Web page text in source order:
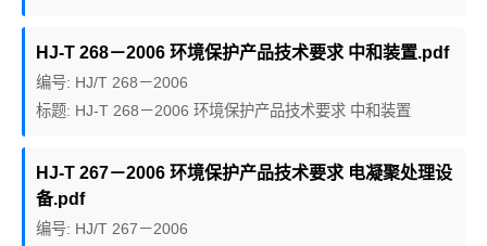
HJ-T 268－2006 环境保护产品技术要求 中和装置.pdf
编号: HJ/T 268－2006
标题: HJ-T 268－2006 环境保护产品技术要求 中和装置
HJ-T 267－2006 环境保护产品技术要求 电凝聚处理设
备.pdf
编号: HJ/T 267－2006